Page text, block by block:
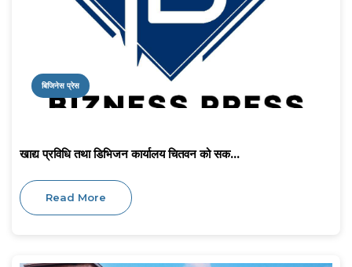
बिजिनेस प्रेस
खाद्य प्रविधि तथा डिभिजन कार्यालय चितवन को सक...
Read More